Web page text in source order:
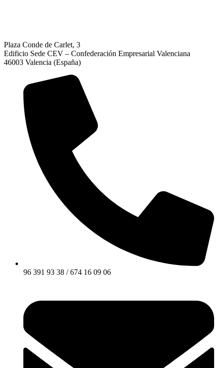
Plaza Conde de Carlet, 3
Edificio Sede CEV – Confederación Empresarial Valenciana
46003 Valencia (España)
96 391 93 38 / 674 16 09 06